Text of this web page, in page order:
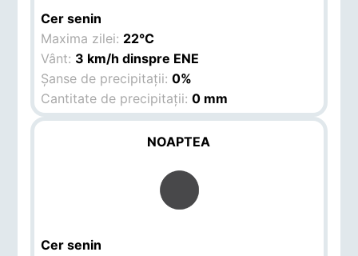
Cer senin
Maxima zilei: 22°C
Vânt: 3 km/h dinspre ENE
Șanse de precipitații:0%
Cantitate de precipitații:0 mm
NOAPTEA
Cer senin